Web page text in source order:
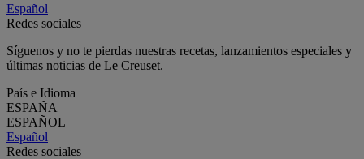
Español
Redes sociales
Síguenos y no te pierdas nuestras recetas, lanzamientos especiales y
últimas noticias de Le Creuset.
País e Idioma
ESPAÑA
ESPAÑOL
Español
Redes sociales